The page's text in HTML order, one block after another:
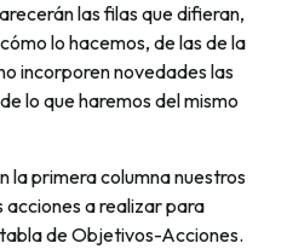
las filas que difieran,
lo hacemos, de las de la
incorporen novedades las
lo que haremos del mismo
la primera columna nuestros
acciones a realizar para
de Objetivos-Acciones.